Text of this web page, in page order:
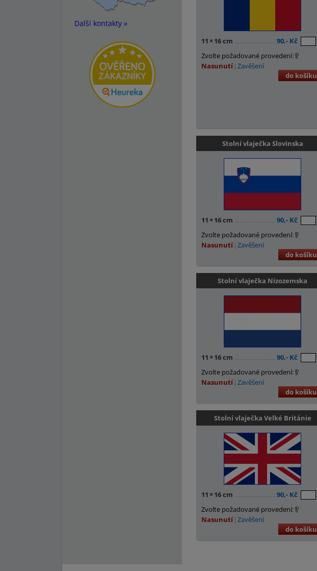
11 × 16 cm 90,- Kč
Zvolte požadované provedení:
Nasunutí Zavěšení
do košíku
Stolní vlaječka Slovinska
11 × 16 cm 90,- Kč
Zvolte požadované provedení:
Nasunutí Zavěšení
do košíku
Stolní vlaječka Nizozemska
11 × 16 cm 90,- Kč
Zvolte požadované provedení:
Nasunutí Zavěšení
do košíku
Stolní vlaječka Velké Británie
11 × 16 cm 90,- Kč
Zvolte požadované provedení:
Nasunutí Zavěšení
do košíku
Další kontakty »